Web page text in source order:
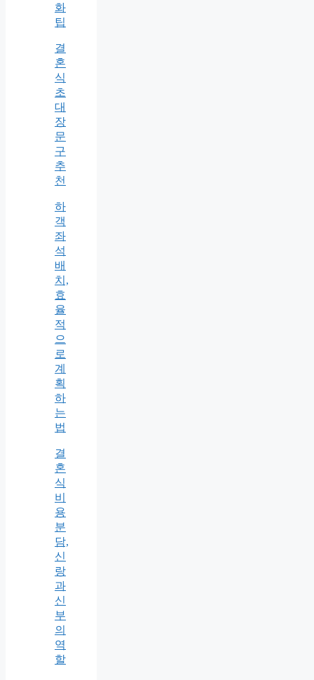
화
팁
결
혼
식
초
대
장
문
구
추
천
하
객
좌
석
배
치,
효
율
적
으
로
계
획
하
는
법
결
혼
식
비
용
분
담,
신
랑
과
신
부
의
역
할